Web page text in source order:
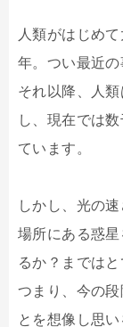
人類がはじめ
年。つい最近の
それ以降、人
し、現在では
ています。
しかし、光の
場所にある惑
るか？までは
つまり、今の
とを想像し思